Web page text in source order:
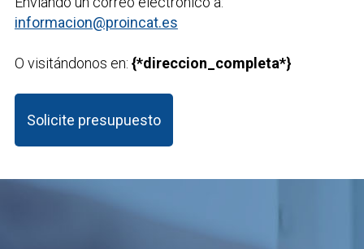
informacion@proincat.es
O visitándonos en: {*direccion_completa*}
Solicite presupuesto